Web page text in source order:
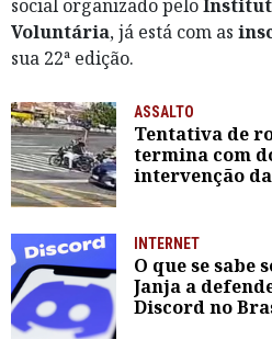
social organizado pelo
Voluntária, já está com as
sua 22ª edição.
ASSALTO
Tentativa de
termina com dois
intervenção
INTERNET
O que se sabe
Janja a
Discord no